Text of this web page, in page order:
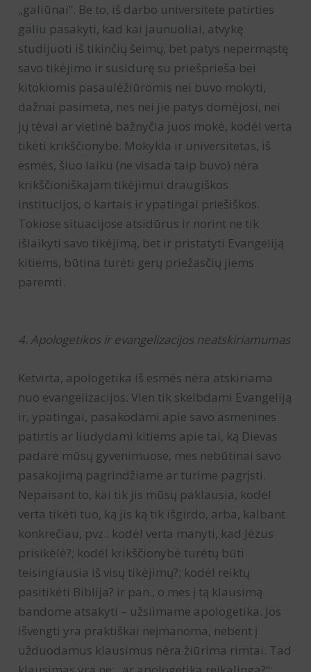
„galiūnai“. Be to, iš darbo universitete patirties
galiu pasakyti, kad kai jaunuoliai, atvykę
studijuoti iš tikinčių šeimų, bet patys nepermąstę
savo tikėjimo ir susidurę su priešprieša bei
kitokiomis pasaulėžiūromis nei buvo mokyti,
dažnai pasimeta, nes nei jie patys domėjosi, nei
jų tėvai ar vietinė bažnyčia juos mokė, kodėl verta
tikėti krikščionybe. Mokykla ir universitetas, iš
esmės, šiuo laiku (ne visada taip buvo) nėra
krikščioniškajam tikėjimui draugiškos
institucijos, o kartais ir ypatingai priešiškos.
Tokiose situacijose atsidūrus ir norint ne tik
išlaikyti savo tikėjimą, bet ir pristatyti Evangeliją
kitiems, būtina turėti gerų priežasčių jiems
paremti.
4. Apologetikos ir evangelizacijos neatskiriamumas
Ketvirta, apologetika iš esmės nėra atskiriama
nuo evangelizacijos. Vien tik skelbdami Evangeliją
ir, ypatingai, pasakodami apie savo asmenines
patirtis ar liudydami kitiems apie tai, ką Dievas
padarė mūsų gyvenimuose, mes nebūtinai savo
pasakojimą pagrindžiame ar turime pagrįsti.
Nepaisant to, kai tik jis mūsų paklausia, kodėl
verta tikėti tuo, ką jis ką tik išgirdo, arba, kalbant
konkrečiau, pvz.: kodėl verta manyti, kad Jėzus
prisikėlė?; kodėl krikščionybė turėtų būti
teisingiausia iš visų tikėjimų?; kodėl reiktų
pasitikėti Biblija? ir pan., o mes į tą klausimą
bandome atsakyti – užsiimame apologetika. Jos
išvengti yra praktiškai neįmanoma, nebent į
užduodamus klausimus nėra žiūrima rimtai. Tad